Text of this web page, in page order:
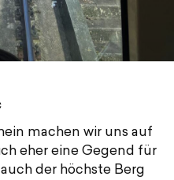
machen wir uns auf
eher eine Gegend für
der höchste Berg